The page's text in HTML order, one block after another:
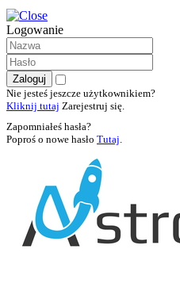
Logowanie
Nie jesteś jeszcze użytkownikiem?
Kliknij tutaj Zarejestruj się.
Zapomniałeś hasła?
Poproś o nowe hasło Tutaj.